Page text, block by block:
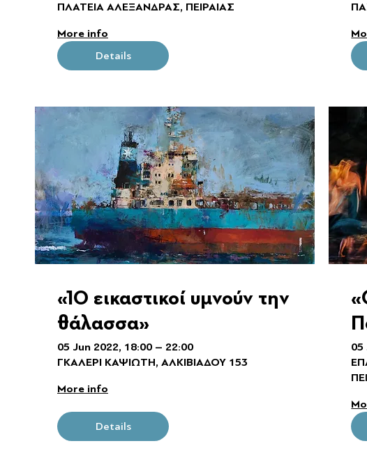
ΠΛΑΤΕΙΑ ΑΛΕΞΑΝΔΡΑΣ, ΠΕΙΡΑΙΑΣ
More info
Details
«10 εικαστικοί υμνούν την
θάλασσα»
05 Jun 2022, 18:00 – 22:00
ΓΚΑΛΕΡΙ ΚΑΨΙΩΤΗ, ΑΛΚΙΒΙΑΔΟΥ 153
More info
Details
05